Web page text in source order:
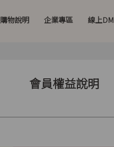
購物說明 企業專區 線上DM
會員權益說明